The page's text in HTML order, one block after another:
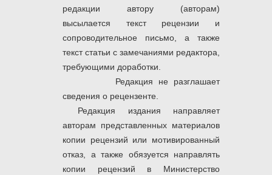
редакции автору (авторам)
высылается текст рецензии и
сопроводительное письмо, а также
текст статьи с замечаниями редактора,
требующими доработки.
Редакция не разглашает
сведения о рецензенте.
Редакция издания направляет
авторам представленных материалов
копии рецензий или мотивированный
отказ, а также обязуется направлять
копии рецензий в Министерство